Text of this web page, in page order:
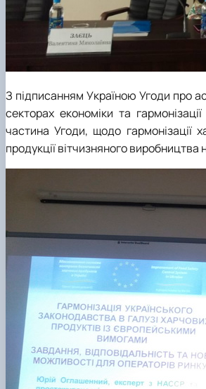
З підписанням Україною Угоди про
секторах економіки та
частина Угоди, щодо гармонізації
продукції вітчизняного